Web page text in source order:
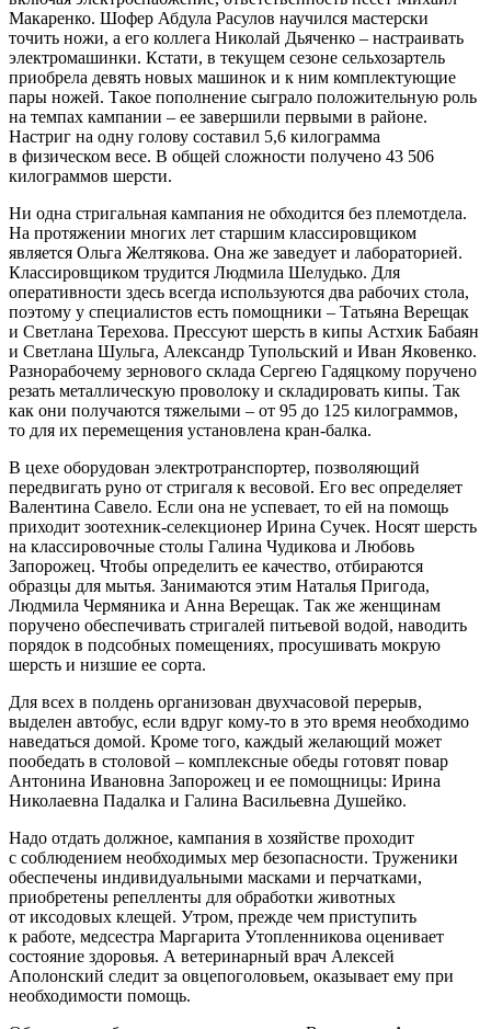
Макаренко. Шофер Абдула Расулов научился мастерски
точить ножи, а его коллега Николай Дьяченко – ​настраивать
электромашинки. Кстати, в текущем сезоне сельхозартель
приобрела девять новых машинок и к ним комплектующие
пары ножей. Такое пополнение сыграло положительную роль
на темпах кампании – ​ее завершили первыми в районе.
Настриг на одну голову составил 5,6 килограмма
в физическом весе. В общей сложности получено 43 506
килограммов шерсти.
Ни одна стригальная кампания не обходится без племотдела.
На протяжении многих лет старшим классировщиком
является Ольга Желтякова. Она же заведует и лабораторией.
Классировщиком трудится Людмила Шелудько. Для
оперативности здесь всегда используются два рабочих стола,
поэтому у специалистов есть помощники – ​Татьяна Верещак
и Светлана Терехова. Прессуют шерсть в кипы Астхик Бабаян
и Светлана Шульга, Александр Тупольский и Иван Яковенко.
Разнорабочему зернового склада Сергею Гадяцкому поручено
резать металлическую проволоку и складировать кипы. Так
как они получаются тяжелыми – ​от 95 до 125 килограммов,
то для их перемещения установлена кран-балка.
В цехе оборудован электротранспортер, позволяющий
передвигать руно от стригаля к весовой. Его вес определяет
Валентина Савело. Если она не успевает, то ей на помощь
приходит зоотехник-­селекционер Ирина Сучек. Носят шерсть
на классировочные столы Галина Чудикова и Любовь
Запорожец. Чтобы определить ее качество, отбираются
образцы для мытья. Занимаются этим Наталья Пригода,
Людмила Чермяника и Анна Верещак. Так же женщинам
поручено обеспечивать стригалей питьевой водой, наводить
порядок в подсобных помещениях, просушивать мокрую
шерсть и низшие ее сорта.
Для всех в полдень организован двухчасовой перерыв,
выделен автобус, если вдруг ­кому-то в это время необходимо
наведаться домой. Кроме того, каждый желаю­щий может
пообедать в столовой – ​комплексные обеды готовят повар
Антонина Ивановна Запорожец и ее помощницы: Ирина
Николаевна Падалка и Галина Васильевна Душейко.
Надо отдать должное, кампания в хозяйстве проходит
с соблюдением необходимых мер безопасности. Труженики
обеспечены индивидуальными масками и перчатками,
приобретены репелленты для обработки животных
от иксодовых клещей. Утром, прежде чем приступить
к работе, медсестра Маргарита Утопленникова оценивает
состояние здоровья. А ветеринарный врач Алексей
Аполонский следит за овцепоголовьем, оказывает ему при
необходимости помощь.